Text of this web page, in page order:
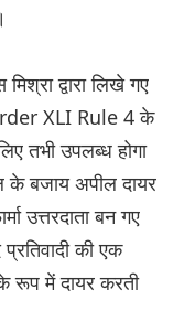
द्वारा लिखे गए
XLI Rule 4 के
तभी उपलब्ध होगा
के बजाय अपील दायर
उत्तरदाता बन गए
की एक
के रूप में दायर करती